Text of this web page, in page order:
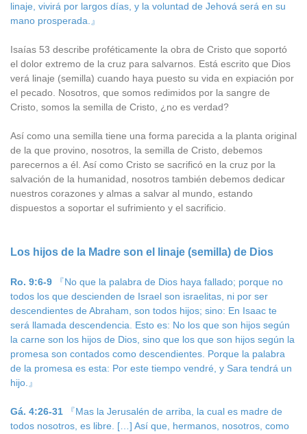
linaje, vivirá por largos días, y la voluntad de Jehová será en su
mano prosperada.』
Isaías 53 describe proféticamente la obra de Cristo que soportó
el dolor extremo de la cruz para salvarnos. Está escrito que Dios
verá linaje (semilla) cuando haya puesto su vida en expiación por
el pecado. Nosotros, que somos redimidos por la sangre de
Cristo, somos la semilla de Cristo, ¿no es verdad?
Así como una semilla tiene una forma parecida a la planta original
de la que provino, nosotros, la semilla de Cristo, debemos
parecernos a él. Así como Cristo se sacrificó en la cruz por la
salvación de la humanidad, nosotros también debemos dedicar
nuestros corazones y almas a salvar al mundo, estando
dispuestos a soportar el sufrimiento y el sacrificio.
Los hijos de la Madre son el linaje (semilla) de Dios
Ro. 9:6-9
『No que la palabra de Dios haya fallado; porque no
todos los que descienden de Israel son israelitas, ni por ser
descendientes de Abraham, son todos hijos; sino: En Isaac te
será llamada descendencia. Esto es: No los que son hijos según
la carne son los hijos de Dios, sino que los que son hijos según la
promesa son contados como descendientes. Porque la palabra
de la promesa es esta: Por este tiempo vendré, y Sara tendrá un
hijo.』
Gá. 4:26-31
『Mas la Jerusalén de arriba, la cual es madre de
todos nosotros, es libre. […] Así que, hermanos, nosotros, como